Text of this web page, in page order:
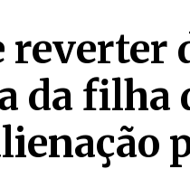
reverter
da filha